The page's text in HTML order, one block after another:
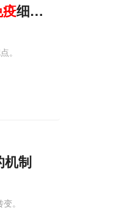
细胞远程迁移新
。
机制
。